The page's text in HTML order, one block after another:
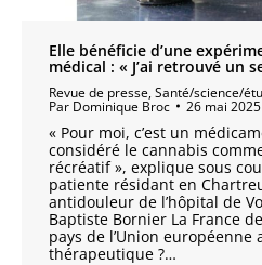
Elle bénéficie d’une
médical : « J’ai retrouvé un
Revue de presse,Santé/science/
Par Dominique Broc 26 mai 2025
« Pour moi, c’est un
considéré le cannabis
récréatif », explique sous
patiente résidant en
antidouleur de l’hôpital de
Baptiste Bornier La France
pays de l’Union
thérapeutique ?…